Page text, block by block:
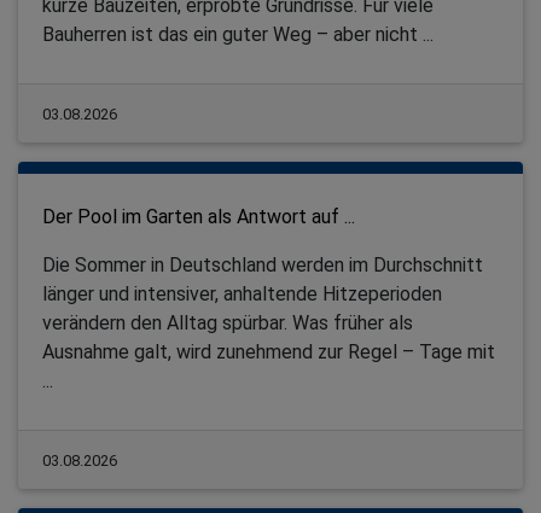
kurze Bauzeiten, erprobte Grundrisse. Für viele
Bauherren ist das ein guter Weg – aber nicht ...
03.08.2026
Der Pool im Garten als Antwort auf ...
Die Sommer in Deutschland werden im Durchschnitt
länger und intensiver, anhaltende Hitzeperioden
verändern den Alltag spürbar. Was früher als
Ausnahme galt, wird zunehmend zur Regel – Tage mit
03.08.2026